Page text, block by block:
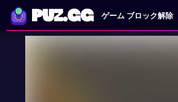
PUZ.GG ゲーム ブロック解除